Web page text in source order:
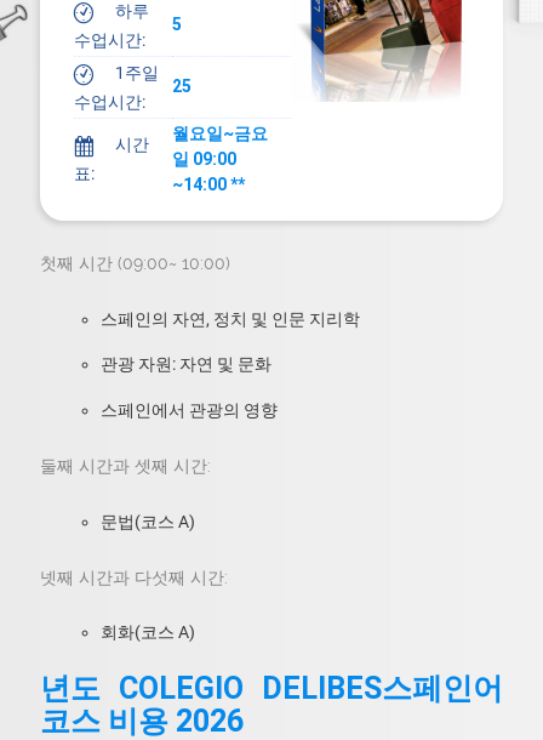
#
하루
수업시간:
5
#
1주일
수업시간:
25
h
시간
표:
월요일~금요
일 09:00
~14:00 **
첫째 시간 (09:00~ 10:00)
스페인의 자연, 정치 및 인문 지리학
관광 자원: 자연 및 문화
스페인에서 관광의 영향
둘째 시간과 셋째 시간:
문법(코스 A)
넷째 시간과 다섯째 시간:
회화(코스 A)
년도 COLEGIO DELIBES스페인어
코스 비용 2026